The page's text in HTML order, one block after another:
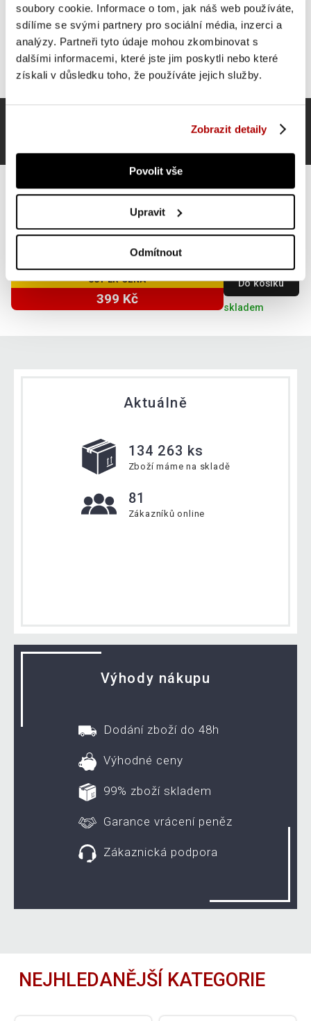
soubory cookie. Informace o tom, jak náš web používáte,
sdílíme se svými partnery pro sociální média, inzerci a
analýzy. Partneři tyto údaje mohou zkombinovat s
dalšími informacemi, které jste jim poskytli nebo které
získali v důsledku toho, že používáte jejich služby.
Zobrazit detaily
Povolit vše
Upravit
Odmítnout
Gorilla Sports Slamball medicinbal, černý, 5 kg
SUPER CENA
399 Kč
Do košíku
skladem
Aktuálně
134 263 ks
Zboží máme na skladě
81
Zákazníků online
Výhody nákupu
Dodání zboží do 48h
Výhodné ceny
99% zboží skladem
Garance vrácení peněz
Zákaznická podpora
NEJHLEDANĚJŠÍ KATEGORIE